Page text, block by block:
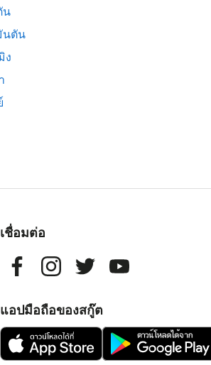
น
นตัน
ง
เชื่อมต่อ
แอปมือถือของสกู๊ต